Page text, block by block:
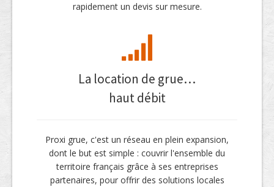
rapidement un devis sur mesure.
La location de grue…
haut débit
Proxi grue, c'est un réseau en plein expansion,
dont le but est simple : couvrir l'ensemble du
territoire français grâce à ses entreprises
partenaires, pour offrir des solutions locales